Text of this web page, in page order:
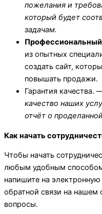
пожелания и
который будет
задачам.
из опытных
создать сайт,
повышать продажи.
Гарантия качества.
качество наших
отчёт о
Как начать
Чтобы начать
любым удобным
напишите на
обратной связи на
вопросы.